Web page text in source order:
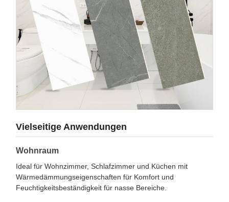
Vielseitige Anwendungen
Wohnraum
Ideal für Wohnzimmer, Schlafzimmer und Küchen mit
Wärmedämmungseigenschaften für Komfort und
Feuchtigkeitsbeständigkeit für nasse Bereiche.